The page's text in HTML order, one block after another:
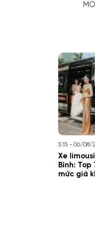
5:15 - 06/08/
Xe
Bình:
mức giá